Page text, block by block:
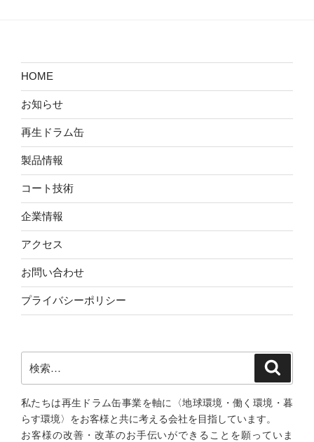
HOME
お知らせ
再生ドラム缶
製品情報
コート技術
企業情報
アクセス
お問い合わせ
プライバシーポリシー
索:
私たちは再生ドラム缶事業を軸に〈地球環境・働く環境・暮
らす環境〉をお客様と共に考える会社を目指しています。
お客様の改善・改革のお手伝いができることを願っていま